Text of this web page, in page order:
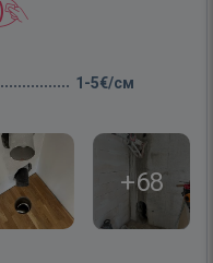
1-5€/см
+68